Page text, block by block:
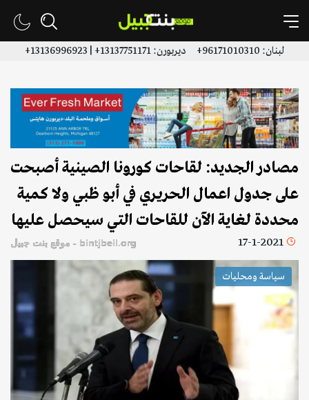
لبنان: 96171010310+ ديربورن: 13137751171+ | 13136996923+
مصادر الجديد: لقاحات كورونا الصينية أصبحت
على جدول اعمال الحريري في أبو ظبي ولا كمية
محددة لغاية الآن للقاحات التي سيحصل عليها
17-1-2021 bintjbeil.org - موقع بنت جبيل
سياسة ومحليات